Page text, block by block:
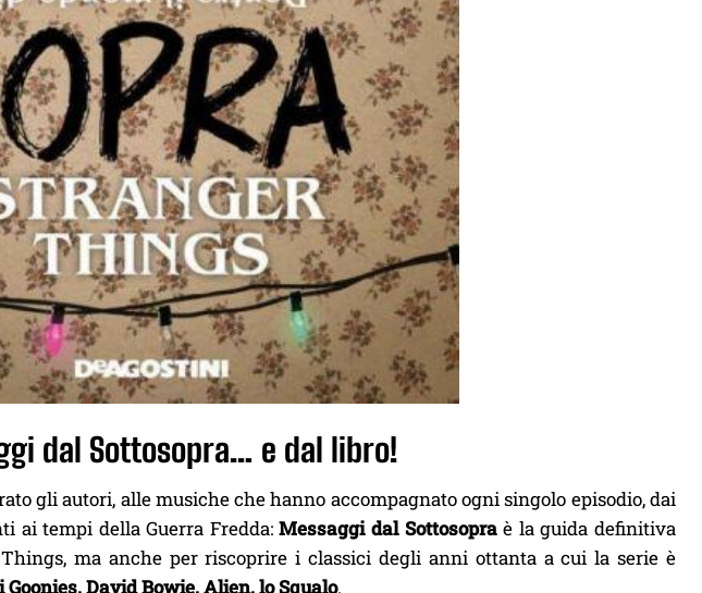
dal Sottosopra… e dal libro!
gli autori, alle musiche che hanno accompagnato ogni singolo episodio, dai
ai tempi della Guerra Fredda:Messaggi dal Sottosopraè la guida definitiva
ma anche per riscoprire i classici degli anni ottanta a cui la serie è
David Bowie, Alien, lo Squalo.